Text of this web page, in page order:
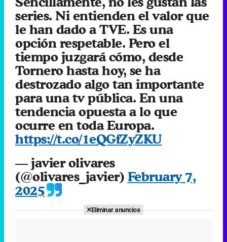
series. Ni entienden el valor que
le han dado a TVE. Es una
opción respetable. Pero el
tiempo juzgará cómo, desde
Tornero hasta hoy, se ha
destrozado algo tan importante
para una tv pública. En una
tendencia opuesta a lo que
ocurre en toda Europa.
https://t.co/1eQGfZyZKU
— javier olivares
(@olivares_javier) February 7,
2025
Eliminar anuncios